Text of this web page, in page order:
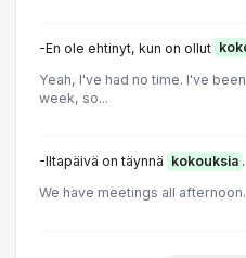
-En ole ehtinyt, kun on ollut
Yeah, I've had no time. I've
week, so...
-Iltapäivä on täynnä kokouksia .
We have meetings all afternoon.